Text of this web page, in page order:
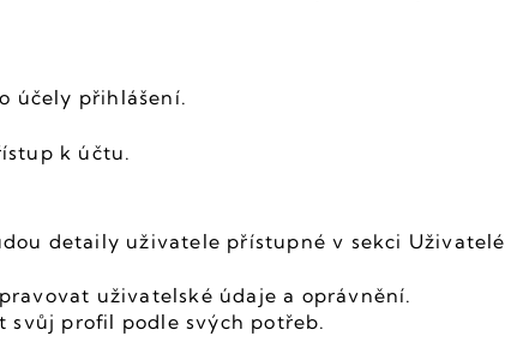
účely přihlášení.
k účtu.
detaily uživatele přístupné v sekci Uživatelé
uživatelské údaje a oprávnění.
svůj profil podle svých potřeb.